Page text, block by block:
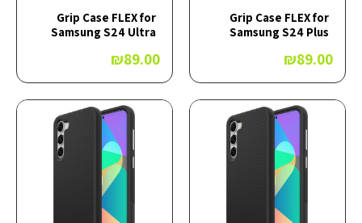
Grip Case FLEX for
Samsung S24 Plus
₪89.00
Grip Case FLEX for
Samsung S24 Ultra
₪89.00